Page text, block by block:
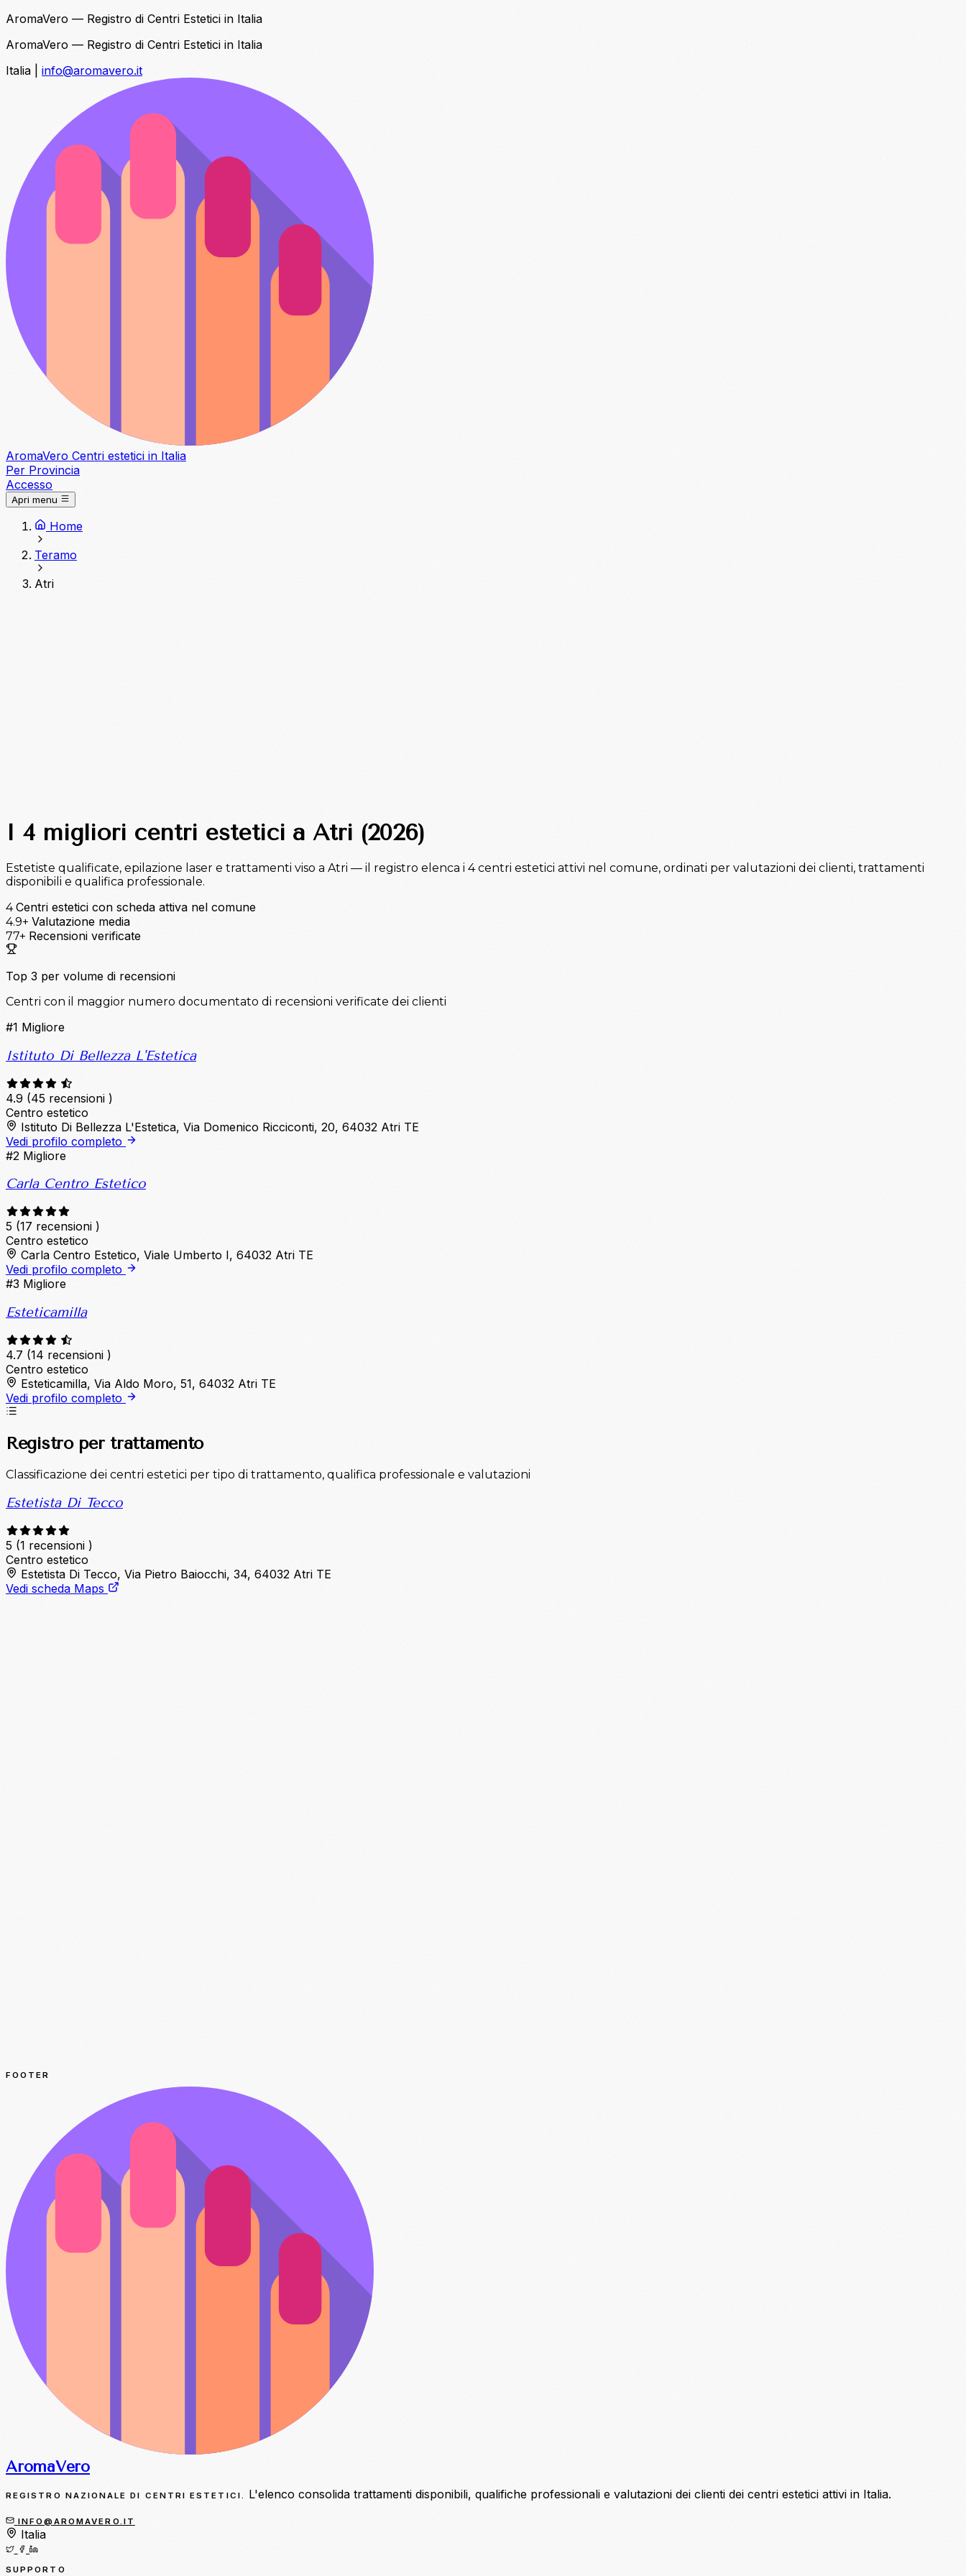
AromaVero — Registro di Centri Estetici in Italia
AromaVero — Registro di Centri Estetici in Italia
Italia
info@aromavero.it
AromaVero Centri estetici in Italia
Per Provincia
Accesso
Apri menu
Home
Teramo
Atri
I 4 migliori centri estetici a Atri (2026)
Estetiste qualificate, epilazione laser e trattamenti viso a Atri — il registro elenca i 4 centri estetici attivi nel comune, ordinati per valutazioni dei clienti, trattamenti
disponibili e qualifica professionale.
4 Centri estetici con scheda attiva nel comune
4.9+ Valutazione media
77+ Recensioni verificate
Top 3 per volume di recensioni
Centri con il maggior numero documentato di recensioni verificate dei clienti
#1 Migliore
Istituto Di Bellezza L'Estetica
4.9 (45 recensioni )
Centro estetico
Istituto Di Bellezza L'Estetica, Via Domenico Ricciconti, 20, 64032 Atri TE
Vedi profilo completo
#2 Migliore
Carla Centro Estetico
5 (17 recensioni )
Centro estetico
Carla Centro Estetico, Viale Umberto I, 64032 Atri TE
Vedi profilo completo
#3 Migliore
Esteticamilla
4.7 (14 recensioni )
Centro estetico
Esteticamilla, Via Aldo Moro, 51, 64032 Atri TE
Vedi profilo completo
Registro per trattamento
Classificazione dei centri estetici per tipo di trattamento, qualifica professionale e valutazioni
Estetista Di Tecco
5 (1 recensioni )
Centro estetico
Estetista Di Tecco, Via Pietro Baiocchi, 34, 64032 Atri TE
Vedi scheda Maps
FOOTER
AromaVero
REGISTRO NAZIONALE DI CENTRI ESTETICI. L'elenco consolida trattamenti disponibili, qualifiche professionali e valutazioni dei clienti dei centri estetici attivi in Italia.
INFO@AROMAVERO.IT
Italia
SUPPORTO